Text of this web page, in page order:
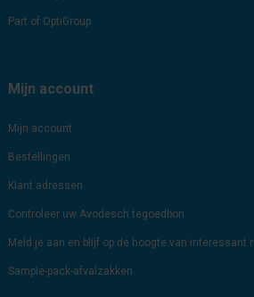
Part of OptiGroup
Mijn account
Mijn account
Bestellingen
Klant adressen
Controleer uw Avodesch tegoedbon
Meld je aan en blijf op de hoogte van interessant
Sample-pack-afvalzakken